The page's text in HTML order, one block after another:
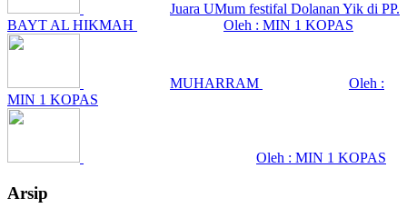
Juara UMum festifal Dolanan Yik di PP.
BAYT AL HIKMAH
Oleh : MIN 1 KOPAS
MUHARRAM
Oleh :
MIN 1 KOPAS
Oleh : MIN 1 KOPAS
Arsip